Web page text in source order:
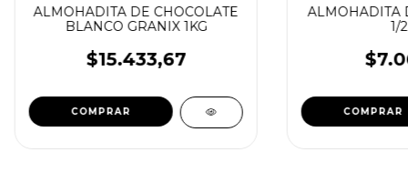
ALMOHADITA DE CHOCOLATE
BLANCO GRANIX 1KG
$15.433,67
ALMOHADITA
1/